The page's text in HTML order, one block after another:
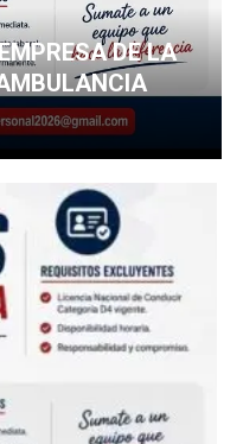
DE LA